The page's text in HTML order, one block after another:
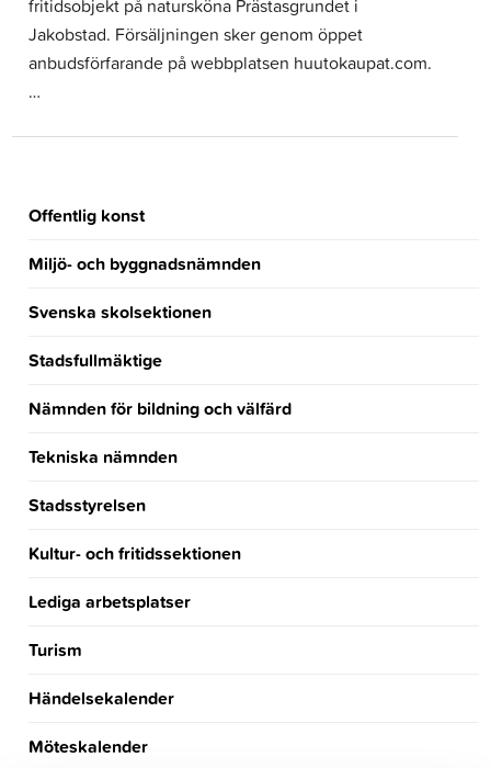
fritidsobjekt på natursköna Prästasgrundet i
Jakobstad. Försäljningen sker genom öppet
anbudsförfarande på webbplatsen huutokaupat.com.
…
Offentlig konst
Miljö- och byggnadsnämnden
Svenska skolsektionen
Stadsfullmäktige
Nämnden för bildning och välfärd
Tekniska nämnden
Stadsstyrelsen
Kultur- och fritidssektionen
Lediga arbetsplatser
Turism
Händelsekalender
Möteskalender